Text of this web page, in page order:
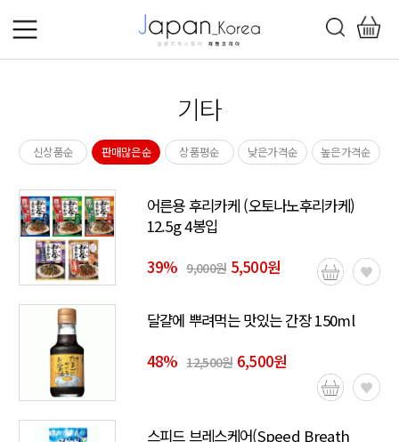
기타
신상품순 판매많은순 상품평순 낮은가격순 높은가격순
어른용 후리카케 (오토나노후리카케)
12.5g 4봉입
39% 9,000원5,500원
달걀에 뿌려먹는 맛있는 간장 150ml
48% 12,500원6,500원
스피드 브레스케어(Speed Breath